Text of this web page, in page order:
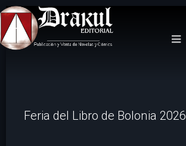
Feria del Libro de Bolonia 2026